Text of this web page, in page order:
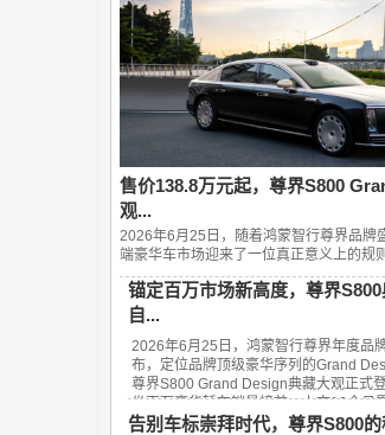
售价138.8万元起，尊界S800
观...
2026年6月25日，随着鸿蒙智行尊界品牌
端豪华车市场迎来了一位真正意义上的规则
锚定百万市场新高度，尊界
自...
2026年6月25日，鸿蒙智行尊界年度品
布，定位品牌顶级豪华序列的Grand
尊界S800 Grand Design典藏大观正式
坐百万豪华轿车销量榜首、上市13个月
告别车标崇拜时代，尊界S800